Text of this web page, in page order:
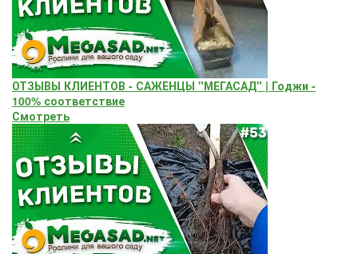
ОТЗЫВЫ КЛИЕНТОВ - САЖЕНЦЫ "МЕГАСАД" | Годжи -
100% соответствие
Смотреть